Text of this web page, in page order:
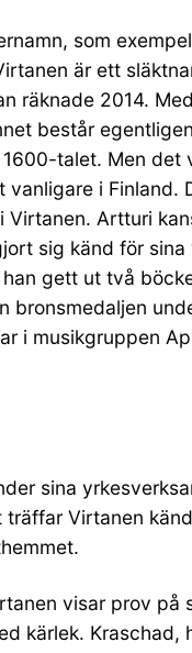
som
är ett
räknade 2014.
består
talet. Men det
i Finland.
Artturi
sig känd för sina
gett ut två
bronsmedaljen
i musikgruppen
sina
Virtanen
visar prov på
kärlek. Kraschad,